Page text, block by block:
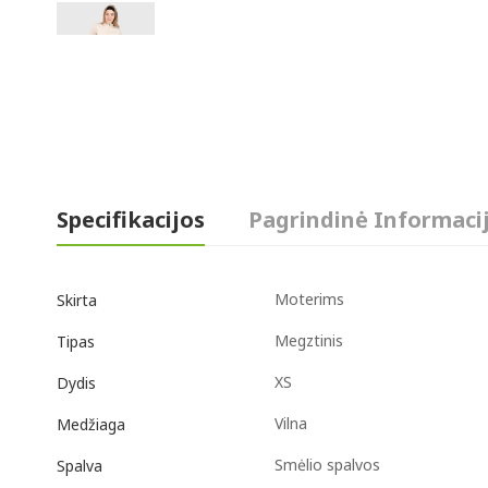
Specifikacijos Pagrindinė
Skirta Moterims
Tipas Megztinis
Dydis XS
Medžiaga Vilna
Spalva Smėlio spalvos